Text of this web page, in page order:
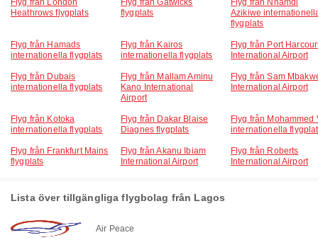
Flyg från London
Heathrows flygplats
Flyg från Gatwicks
flygplats
Flyg från Nnamdi
Azikiwe
flygplats
Flyg från Hamads
internationella flygplats
Flyg från Kairos
internationella flygplats
Flyg från Port
International Airport
Flyg från Dubais
internationella flygplats
Flyg från Mallam Aminu
Kano International
Airport
Flyg från Sam
International Airport
Flyg från Kotoka
internationella flygplats
Flyg från Dakar Blaise
Diagnes flygplats
Flyg från Mohammed
internationella
Flyg från Frankfurt Mains
flygplats
Flyg från Akanu Ibiam
International Airport
Flyg från Roberts
International Airport
Lista över tillgängliga flygbolag från Lagos
Air Peace